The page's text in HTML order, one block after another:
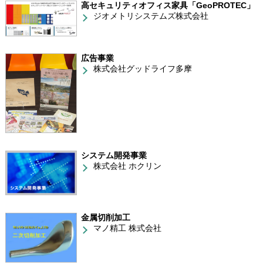
高セキュリティオフィス家具「GeoPROTEC」
ジオメトリシステムズ株式会社
広告事業
株式会社グッドライフ多摩
システム開発事業
株式会社 ホクリン
金属切削加工
マノ精工 株式会社